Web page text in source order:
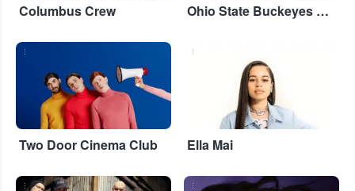
Columbus Crew Ohio State Buckeyes Football
...
Two Door Cinema Club
...
Ella Mai
... ...